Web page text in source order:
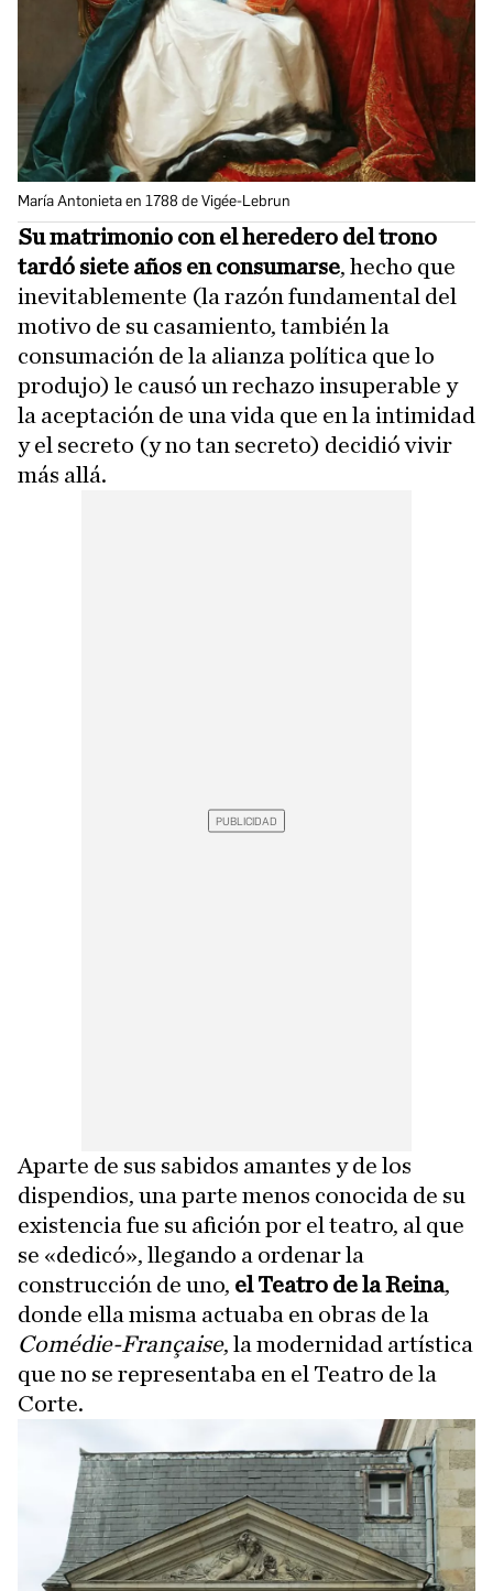
María Antonieta en 1788 de Vigée-Lebrun
Su matrimonio con el heredero del trono
tardó siete años en consumarse, hecho que
inevitablemente (la razón fundamental del
motivo de su casamiento, también la
consumación de la alianza política que lo
produjo) le causó un rechazo insuperable y
la aceptación de una vida que en la intimidad
y el secreto (y no tan secreto) decidió vivir
más allá.
Aparte de sus sabidos amantes y de los
dispendios, una parte menos conocida de su
existencia fue su afición por el teatro, al que
se «dedicó», llegando a ordenar la
construcción de uno, el Teatro de la Reina,
donde ella misma actuaba en obras de la
Comédie-Française, la modernidad artística
que no se representaba en el Teatro de la
Corte.